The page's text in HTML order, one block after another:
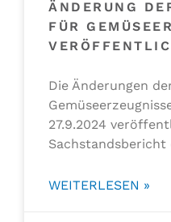
ÄNDERUNG
FÜR
Die Änderungen
27.9.2024
Sachstandsbericht
WEITERLESEN »